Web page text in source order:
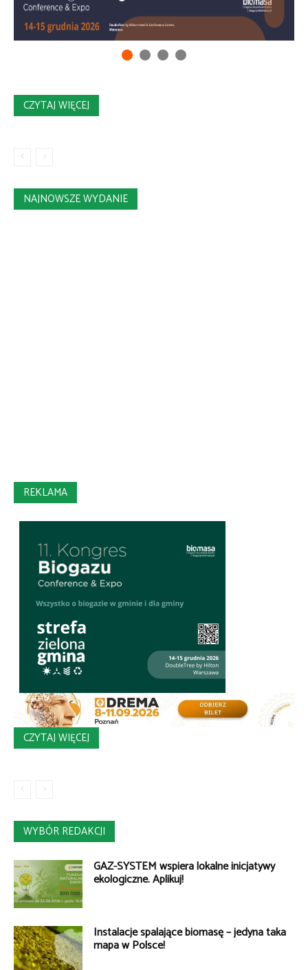
CZYTAJ WIĘCEJ
NAJNOWSZE WYDANIE
REKLAMA
CZYTAJ WIĘCEJ
WYBÓR REDAKCJI
GAZ-SYSTEM wspiera lokalne inicjatywy
ekologiczne. Aplikuj!
Instalacje spalające biomasę – jedyna taka
mapa w Polsce!